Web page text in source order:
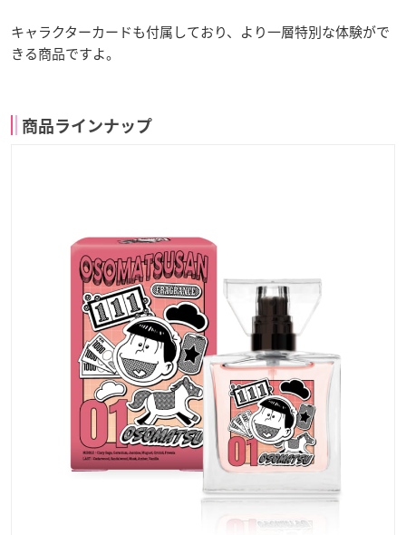
キャラクターカードも付属しており、より一層特別な体験がで
きる商品ですよ。
商品ラインナップ